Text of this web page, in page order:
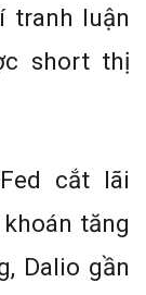
tranh luận
short thị
cắt lãi
tăng
Dalio gần